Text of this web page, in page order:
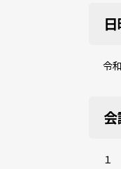
令
１